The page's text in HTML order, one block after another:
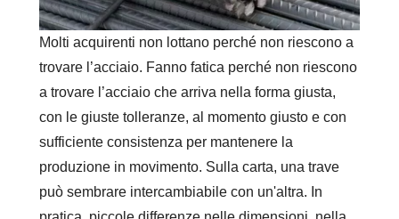
Molti acquirenti non lottano perché non riescono a
trovare l’acciaio. Fanno fatica perché non riescono
a trovare l’acciaio che arriva nella forma giusta,
con le giuste tolleranze, al momento giusto e con
sufficiente consistenza per mantenere la
produzione in movimento. Sulla carta, una trave
può sembrare intercambiabile con un'altra. In